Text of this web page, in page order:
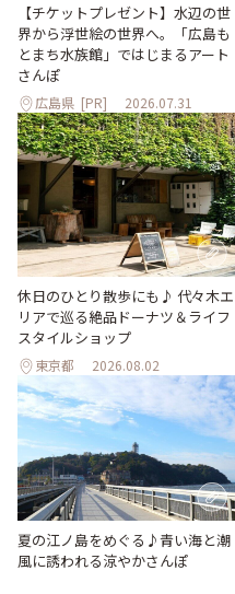
【チケットプレゼント】水辺の世
界から浮世絵の世界へ。「広島も
とまち水族館」ではじまるアート
さんぽ
広島県 [PR] 2026.07.31
休日のひとり散歩にも♪ 代々木エ
リアで巡る絶品ドーナツ＆ライフ
スタイルショップ
東京都 2026.08.02
夏の江ノ島をめぐる♪青い海と潮
風に誘われる涼やかさんぽ